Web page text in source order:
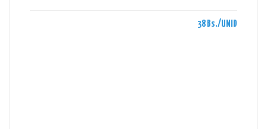
38 Bs./UNID